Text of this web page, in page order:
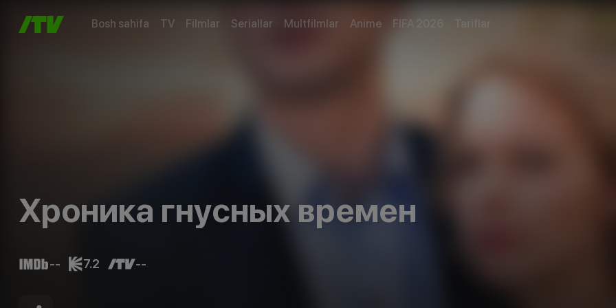
Bosh sahifa TV Filmlar Seriallar Multfilmlar Anime FIFA 2026 Tariflar
Хроника гнусных времен
-- 7.2 --